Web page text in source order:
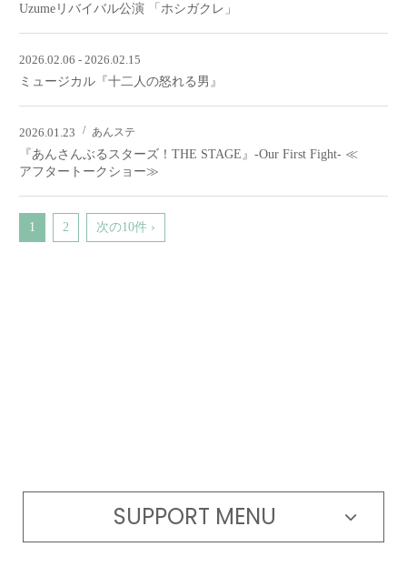
Uzumeリバイバル公演 「ホシガクレ」
2026.02.06 - 2026.02.15
ミュージカル『十二人の怒れる男』
2026.01.23 あんステ
『あんさんぶるスターズ！THE STAGE』-Our First Fight- ≪
アフタートークショー≫
1 2 次の10件 ›
SUPPORT MENU